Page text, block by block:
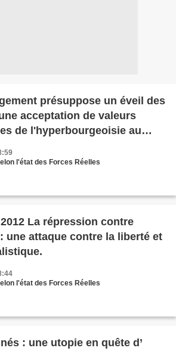
présuppose un éveil des
acceptation de valeurs
de l'hyperbourgeoisie au
l'état des Forces Réelles
La répression contre
une attaque contre la liberté et
l'état des Forces Réelles
: une utopie en quête d’